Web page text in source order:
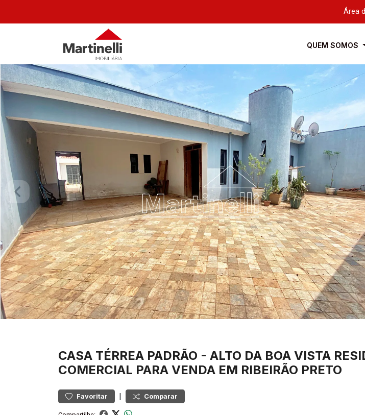
Área
QUEM SOMOS
CASA TÉRREA PADRÃO - ALTO DA BOA VISTA
COMERCIAL PARA VENDA EM RIBEIRÃO PRETO
Favoritar | Comparar